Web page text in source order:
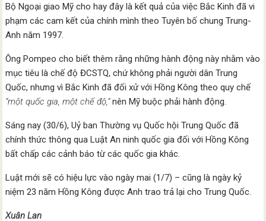
Bộ Ngoại giao Mỹ cho hay đây là kết quả của việc Bắc Kinh đã vi
phạm các cam kết của chính mình theo Tuyên bố chung Trung-
Anh năm 1997.
Ông Pompeo cho biết thêm rằng những hành động này nhằm vào
mục tiêu là chế độ ĐCSTQ, chứ không phải người dân Trung
Quốc, nhưng vì Bắc Kinh đã đối xử với Hồng Kông theo quy chế
“một quốc gia, một chế độ,”nên Mỹ buộc phải hành động.
Sáng nay (30/6), Uỷ ban Thường vụ Quốc hội Trung Quốc đã
chính thức thông qua Luật An ninh quốc gia đối với Hồng Kông
bất chấp các cảnh báo từ các quốc gia khác.
Luật mới sẽ có hiệu lực vào ngày mai (1/7) – cũng là ngày kỷ
niệm 23 năm Hồng Kông được Anh trao trả lại cho Trung Quốc.
Xuân Lan